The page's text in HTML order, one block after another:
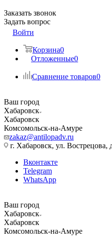
Заказать звонок
Задать вопрос
Войти
Корзина0
Отложенные0
Сравнение товаров0
Ваш город
Хабаровск
Хабаровск
Комсомольск-на-Амуре
zakaz@antilopadv.ru
г. Хабаровск, ул. Вострецова,
Вконтакте
Telegram
WhatsApp
Ваш город
Хабаровск
Хабаровск
Комсомольск-на-Амуре